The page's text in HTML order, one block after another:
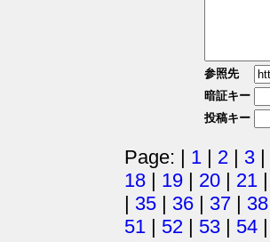
参照先
暗証キー
投稿キー
Page: | 1 | 2 | 3 |
18 | 19 | 20 | 21 |
| 35 | 36 | 37 | 38
51 | 52 | 53 | 54 |